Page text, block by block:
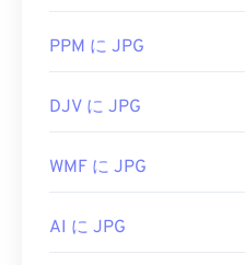
PPM に JPG
DJV に JPG
WMF に JPG
AI に JPG